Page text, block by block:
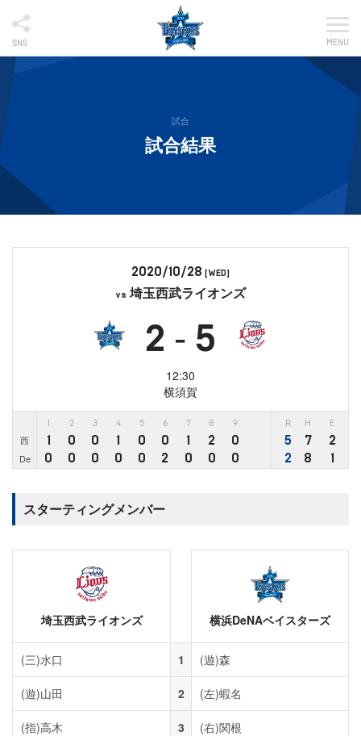
SNS MENU
試合
試合結果
2020/10/28 [WED]
vs 埼玉西武ライオンズ
2 - 5
12:30
横須賀
2 3 4 5 6 7 8 9 R H E
西 1 0 0 1 0 0 1 2 0 5 7 2
De 0 0 0 0 0 2 0 0 0 2 8 1
スターティングメンバー
埼玉西武ライオンズ 横浜DeNAベイスターズ
(三)水口 1 (遊)森
(遊)山田 2 (左)蝦名
(指)高木 3 (右)関根